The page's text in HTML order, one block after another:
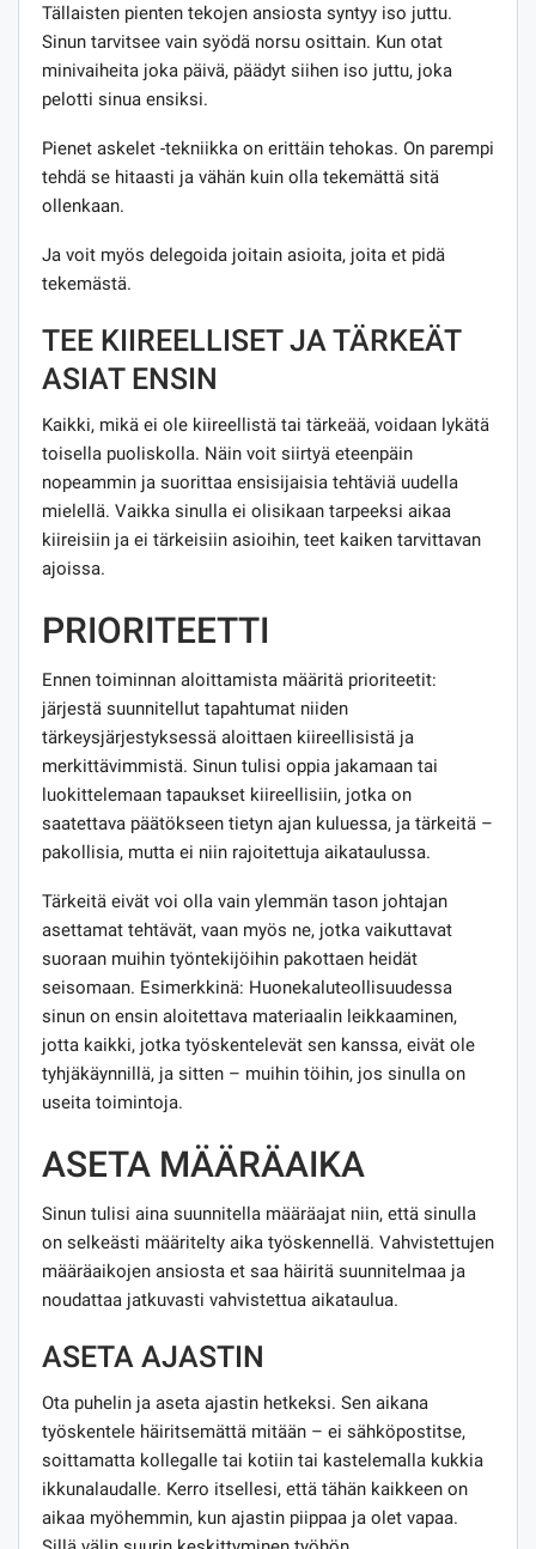
Tällaisten pienten tekojen ansiosta syntyy iso juttu.
Sinun tarvitsee vain syödä norsu osittain. Kun otat
minivaiheita joka päivä, päädyt siihen iso juttu, joka
pelotti sinua ensiksi.
Pienet askelet -tekniikka on erittäin tehokas. On parempi
tehdä se hitaasti ja vähän kuin olla tekemättä sitä
ollenkaan.
Ja voit myös delegoida joitain asioita, joita et pidä
tekemästä.
TEE KIIREELLISET JA TÄRKEÄT
ASIAT ENSIN
Kaikki, mikä ei ole kiireellistä tai tärkeää, voidaan lykätä
toisella puoliskolla. Näin voit siirtyä eteenpäin
nopeammin ja suorittaa ensisijaisia ​​tehtäviä uudella
mielellä. Vaikka sinulla ei olisikaan tarpeeksi aikaa
kiireisiin ja ei tärkeisiin asioihin, teet kaiken tarvittavan
ajoissa.
PRIORITEETTI
Ennen toiminnan aloittamista määritä prioriteetit:
järjestä suunnitellut tapahtumat niiden
tärkeysjärjestyksessä aloittaen kiireellisistä ja
merkittävimmistä. Sinun tulisi oppia jakamaan tai
luokittelemaan tapaukset kiireellisiin, jotka on
saatettava päätökseen tietyn ajan kuluessa, ja tärkeitä –
pakollisia, mutta ei niin rajoitettuja aikataulussa.
Tärkeitä eivät voi olla vain ylemmän tason johtajan
asettamat tehtävät, vaan myös ne, jotka vaikuttavat
suoraan muihin työntekijöihin pakottaen heidät
seisomaan. Esimerkkinä: Huonekaluteollisuudessa
sinun on ensin aloitettava materiaalin leikkaaminen,
jotta kaikki, jotka työskentelevät sen kanssa, eivät ole
tyhjäkäynnillä, ja sitten – muihin töihin, jos sinulla on
useita toimintoja.
ASETA MÄÄRÄAIKA
Sinun tulisi aina suunnitella määräajat niin, että sinulla
on selkeästi määritelty aika työskennellä. Vahvistettujen
määräaikojen ansiosta et saa häiritä suunnitelmaa ja
noudattaa jatkuvasti vahvistettua aikataulua.
ASETA AJASTIN
Ota puhelin ja aseta ajastin hetkeksi. Sen aikana
työskentele häiritsemättä mitään – ei sähköpostitse,
soittamatta kollegalle tai kotiin tai kastelemalla kukkia
ikkunalaudalle. Kerro itsellesi, että tähän kaikkeen on
aikaa myöhemmin, kun ajastin piippaa ja olet vapaa.